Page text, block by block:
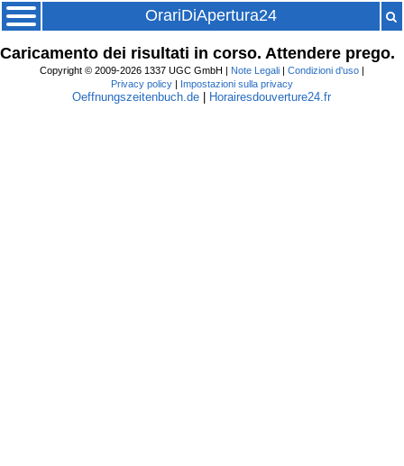
OrariDiApertura24
Caricamento dei risultati in corso. Attendere prego.
Copyright © 2009-2026 1337 UGC GmbH | Note Legali| Condizioni d'uso|
Privacy policy| Impostazioni sulla privacy
Oeffnungszeitenbuch.de Horairesdouverture24.fr